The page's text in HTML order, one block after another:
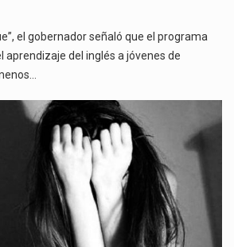
el gobernador señaló que el programa
aprendizaje del inglés a jóvenes de